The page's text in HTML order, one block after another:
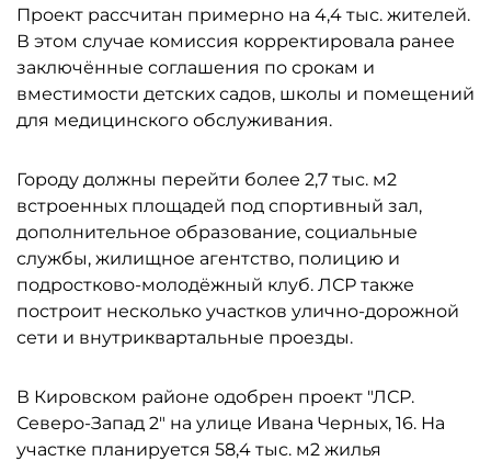
Проект рассчитан примерно на 4,4 тыс. жителей.
В этом случае комиссия корректировала ранее
заключённые соглашения по срокам и
вместимости детских садов, школы и помещений
для медицинского обслуживания.
Городу должны перейти более 2,7 тыс. м2
встроенных площадей под спортивный зал,
дополнительное образование, социальные
службы, жилищное агентство, полицию и
подростково-молодёжный клуб. ЛСР также
построит несколько участков улично-дорожной
сети и внутриквартальные проезды.
В Кировском районе одобрен проект "ЛСР.
Северо-Запад 2" на улице Ивана Черных, 16. На
участке планируется 58,4 тыс. м2 жилья